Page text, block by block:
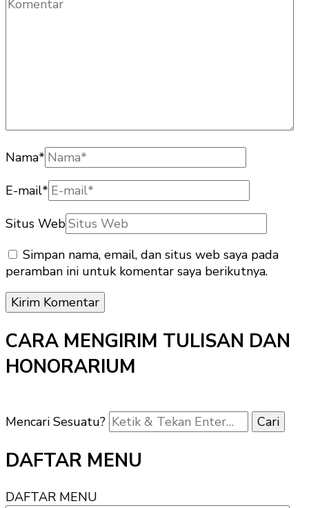
Nama*
E-mail*
Situs Web
Simpan nama, email, dan situs web saya pada
peramban ini untuk komentar saya berikutnya.
CARA MENGIRIM TULISAN DAN
HONORARIUM
Mencari Sesuatu?
DAFTAR MENU
DAFTAR MENU